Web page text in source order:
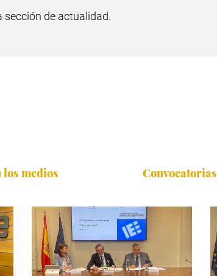
sección de actualidad.
los medios Convocatorias